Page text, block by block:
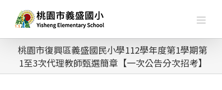
桃園市復興區義盛國民小學112學年度第1學期第
1至3次代理教師甄選簡章【一次公告分次招考】